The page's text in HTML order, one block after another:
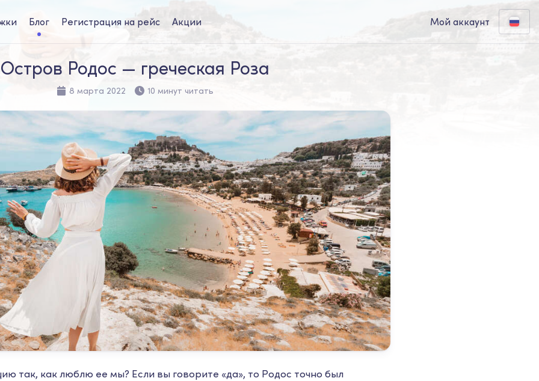
Блог Регистрация на рейс Акции Мой аккаунт
Остров Родос — греческая Роза
8 марта 2022 10 минут читать
так, как люблю ее мы? Если вы говорите «да», то Родос точно был